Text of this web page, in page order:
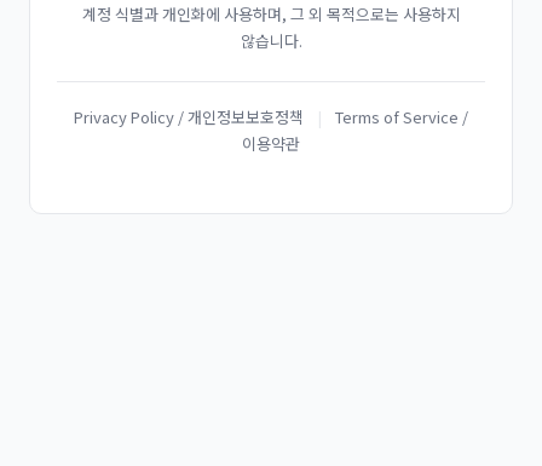
계정 식별과 개인화에 사용하며, 그 외 목적으로는 사용하지
않습니다.
Privacy Policy / 개인정보보호정책 |
Terms of Service /
이용약관